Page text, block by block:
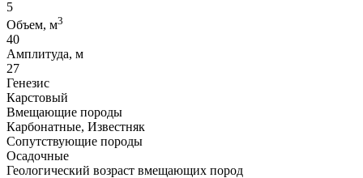
5
Объем, м3
40
Амплитуда, м
27
Генезис
Карстовый
Вмещающие породы
Карбонатные, Известняк
Сопутствующие породы
Осадочные
Геологический возраст вмещающих пород